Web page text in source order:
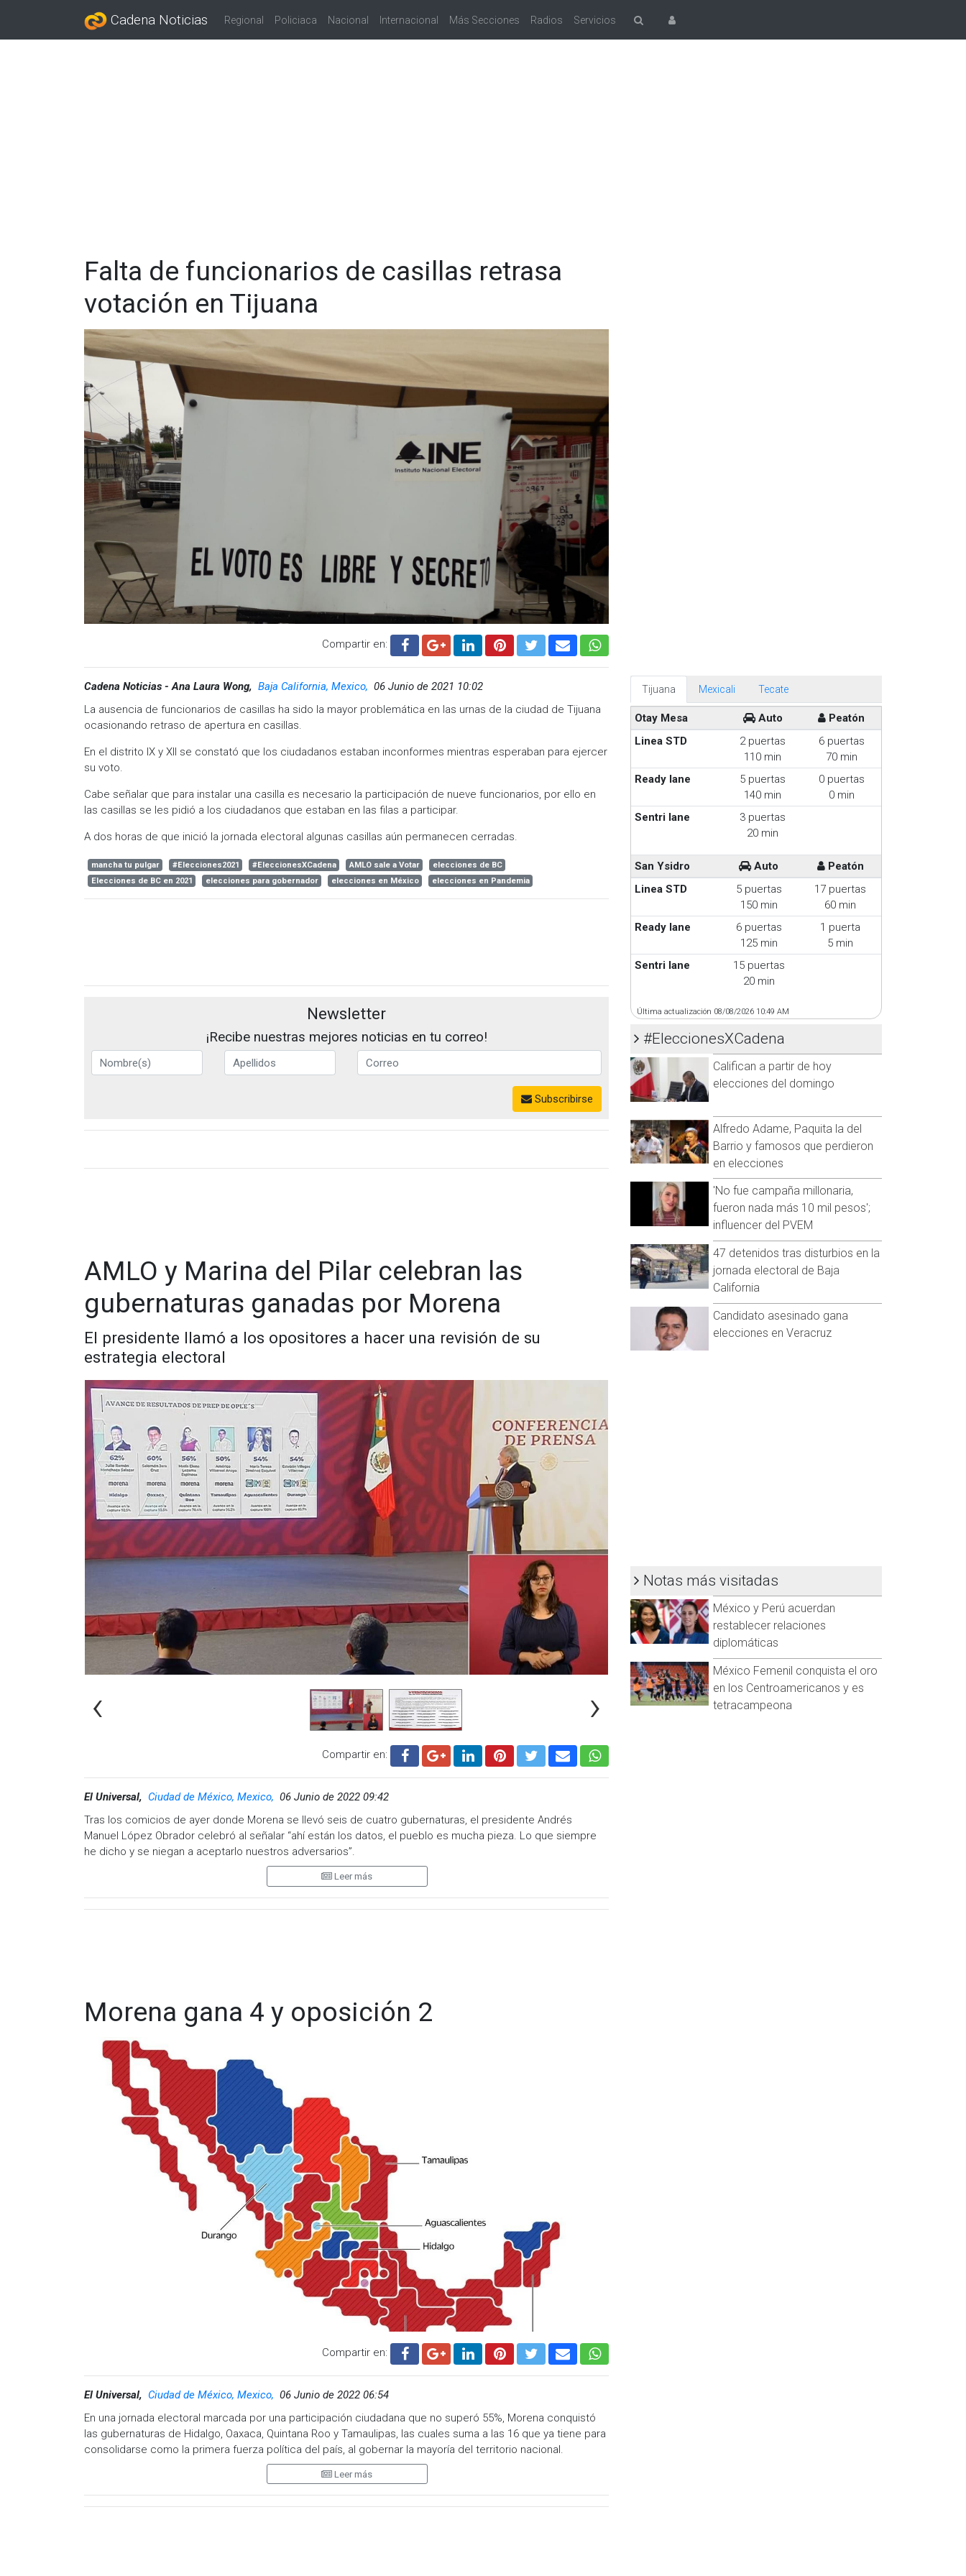
Cadena Noticias Regional Policiaca Nacional Internacional Más Secciones Radios Servicios
Falta de funcionarios de casillas retrasa
votación en Tijuana
Compartir en:
Cadena Noticias - Ana Laura Wong, Baja California, Mexico, 06 Junio de 2021 10:02
La ausencia de funcionarios de casillas ha sido la mayor problemática en las urnas de la ciudad de Tijuana
ocasionando retraso de apertura en casillas.
En el distrito IX y XII se constató que los ciudadanos estaban inconformes mientras esperaban para ejercer
su voto.
Cabe señalar que para instalar una casilla es necesario la participación de nueve funcionarios, por ello en
las casillas se les pidió a los ciudadanos que estaban en las filas a participar.
A dos horas de que inició la jornada electoral algunas casillas aún permanecen cerradas.
mancha tu pulgar #Elecciones2021 #EleccionesXCadena AMLO sale a Votar
elecciones de BC
Elecciones de BC en 2021
elecciones para gobernador elecciones en México elecciones en Pandemia
Newsletter
¡Recibe nuestras mejores noticias en tu correo!
Subscribirse
AMLO y Marina del Pilar celebran las
gubernaturas ganadas por Morena
El presidente llamó a los opositores a hacer una revisión de su
estrategia electoral
‹ ›
Compartir en:
El Universal, Ciudad de México, Mexico, 06 Junio de 2022 09:42
Tras los comicios de ayer donde Morena se llevó seis de cuatro gubernaturas, el presidente Andrés
Manuel López Obrador celebró al señalar “ahí están los datos, el pueblo es mucha pieza. Lo que siempre
he dicho y se niegan a aceptarlo nuestros adversarios”.
Leer más
Morena gana 4 y oposición 2
Compartir en:
El Universal, Ciudad de México, Mexico, 06 Junio de 2022 06:54
En una jornada electoral marcada por una participación ciudadana que no superó 55%, Morena conquistó
las gubernaturas de Hidalgo, Oaxaca, Quintana Roo y Tamaulipas, las cuales suma a las 16 que ya tiene para
consolidarse como la primera fuerza política del país, al gobernar la mayoría del territorio nacional.
La alianza Va por México, formada por los partidos Acción Nacional (PAN), Revolucionario Institucional (PRI)
y de la Revolución Democrática (PRD), logró el triunfo de su candidata y candidato común en
Aguascalientes y Durango, de acuerdo con los conteos rápidos del Instituto Nacional Electoral (INE).
Leer más
Tijuana Mexicali Tecate
Otay Mesa Auto
Peatón
Linea STD
2 puertas
110 min
6 puertas
70 min
Ready lane
5 puertas
140 min
0 puertas
0 min
Sentri lane
3 puertas
20 min
San Ysidro Auto
Peatón
Linea STD
5 puertas
150 min
17 puertas
60 min
Ready lane
6 puertas
125 min
1 puerta
5 min
Sentri lane
15 puertas
20 min
Última actualización 08/08/2026 10:49 AM
#EleccionesXCadena
Califican a partir de hoy
elecciones del domingo
Alfredo Adame, Paquita la del
Barrio y famosos que perdieron
en elecciones
'No fue campaña millonaria,
fueron nada más 10 mil pesos';
influencer del PVEM
47 detenidos tras disturbios en la
jornada electoral de Baja
California
Candidato asesinado gana
elecciones en Veracruz
Notas más visitadas
México y Perú acuerdan
restablecer relaciones
diplomáticas
México Femenil conquista el oro
en los Centroamericanos y es
tetracampeona